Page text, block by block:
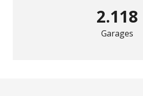
2.118
Garages